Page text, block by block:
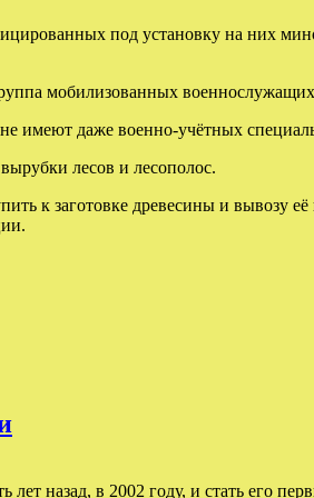
под установку на них
мобилизованных
имеют даже военно-учётных
лесов и лесополос.
к заготовке древесины и вывозу
назад, в 2002 году, и стать его